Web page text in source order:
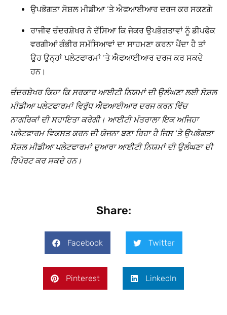
ਉਪਭੋਗਤਾ ਸੋਸ਼ਲ ਮੀਡੀਆ ‘ਤੇ ਐਫਆਈਆਰ ਦਰਜ ਕਰ ਸਕਣਗੇ
ਰਾਜੀਵ ਚੰਦਰਸ਼ੇਖਰ ਨੇ ਦੱਸਿਆ ਕਿ ਜੇਕਰ ਉਪਭੋਗਤਾਵਾਂ ਨੂੰ ਡੀਪਫੇਕ
ਵਰਗੀਆਂ ਗੰਭੀਰ ਸਮੱਸਿਆਵਾਂ ਦਾ ਸਾਹਮਣਾ ਕਰਨਾ ਪੈਂਦਾ ਹੈ ਤਾਂ
ਉਹ ਉਨ੍ਹਾਂ ਪਲੇਟਫਾਰਮਾਂ ‘ਤੇ ਐਫਆਈਆਰ ਦਰਜ ਕਰ ਸਕਦੇ
ਹਨ।
ਚੰਦਰਸ਼ੇਖਰ ਕਿਹਾ ਕਿ ਸਰਕਾਰ ਆਈਟੀ ਨਿਯਮਾਂ ਦੀ ਉਲੰਘਣਾ ਲਈ ਸੋਸ਼ਲ
ਮੀਡੀਆ ਪਲੇਟਫਾਰਮਾਂ ਵਿਰੁੱਧ ਐਫਆਈਆਰ ਦਰਜ ਕਰਨ ਵਿੱਚ
ਨਾਗਰਿਕਾਂ ਦੀ ਸਹਾਇਤਾ ਕਰੇਗੀ। ਆਈਟੀ ਮੰਤਰਾਲਾ ਇਕ ਅਜਿਹਾ
ਪਲੇਟਫਾਰਮ ਵਿਕਸਤ ਕਰਨ ਦੀ ਯੋਜਨਾ ਬਣਾ ਰਿਹਾ ਹੈ ਜਿਸ ‘ਤੇ ਉਪਭੋਗਤਾ
ਸੋਸ਼ਲ ਮੀਡੀਆ ਪਲੇਟਫਾਰਮਾਂ ਦੁਆਰਾ ਆਈਟੀ ਨਿਯਮਾਂ ਦੀ ਉਲੰਘਣਾ ਦੀ
ਰਿਪੋਰਟ ਕਰ ਸਕਦੇ ਹਨ।
Share:
Facebook Twitter
Pinterest LinkedIn